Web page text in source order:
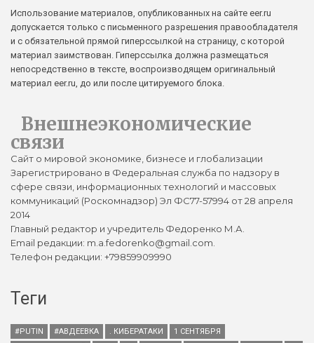
Использование материалов, опубликованных на сайте eer.ru
допускается только с письменного разрешения правообладателя
и с обязательной прямой гиперссылкой на страницу, с которой
материал заимствован. Гиперссылка должна размещаться
непосредственно в тексте, воспроизводящем оригинальный
материал eer.ru, до или после цитируемого блока.
Внешнеэкономические
связи
Сайт о мировой экономике, бизнесе и глобализации
Зарегистрировано в Федеральная служба по надзору в
сфере связи, информационных технологий и массовых
коммуникаций (Роскомнадзор) Эл ФС77-57994 от 28 апреля
2014
Главный редактор и учредитель Федоренко М.А.
Email редакции: m.a.fedorenko@gmail.com.
Телефон редакции: +79859909990
Теги
#PUTIN #АВДЕЕВКА . КИБЕРАТАКИ
1 СЕНТЯБРЯ